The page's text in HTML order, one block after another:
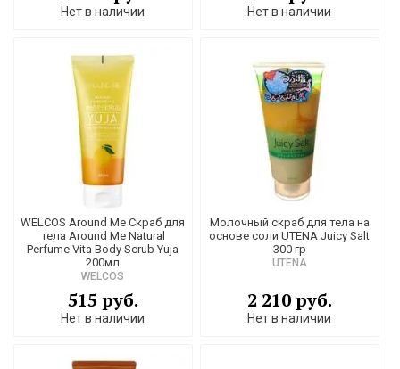
Нет в наличии Нет в наличии
WELCOS Around Me Скраб для
тела Around Me Natural
Perfume Vita Body Scrub Yuja
200мл
WELCOS
515 руб.
Нет в наличии
Молочный скраб для тела на
основе соли UTENA Juicy Salt
300 гр
UTENA
2 210 руб.
Нет в наличии